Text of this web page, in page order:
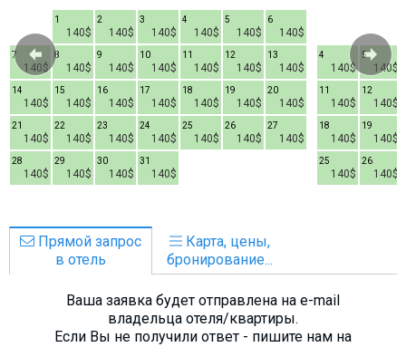
140$
1
140$
2
140$
3
140$
4
140$
5
140$
6
140$
7
140$
8
140$
9
140$
10
140$
11
140$
12
140$
13
140$
14
140$
15
140$
16
140$
17
140$
18
140$
19
140$
20
140$
21
140$
22
140$
23
140$
24
140$
25
140$
26
140$
27
140$
28
140$
29
140$
30
140$
31
140$
4
140$
5
140$
11
140$
12
140$
18
140$
19
140$
25
140$
26
Прямой запрос
в отель
Карта, цены,
бронирование...
Ваша заявка будет отправлена на e-mail
владельца отеля/квартиры.
Если Вы не получили ответ - пишите нам на